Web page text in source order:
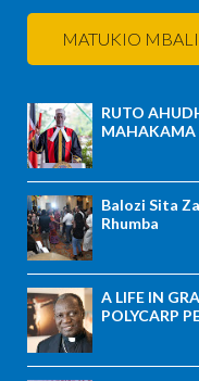
MATUKIO
RUTO
MAHAKAMA
Balozi Sita
Rhumba
A LIFE IN
POLYCARP